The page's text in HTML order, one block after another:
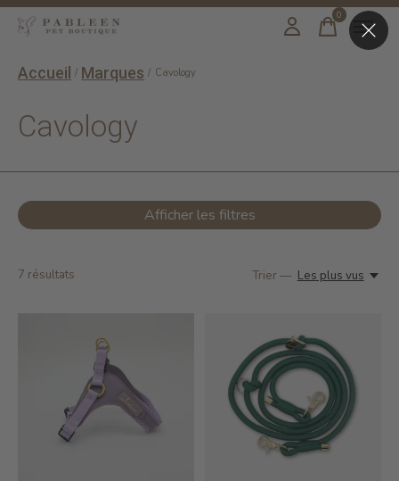
0items
Accueil / Marques / Cavology
Cavology
Afficher les filtres
7 résultats Trier — Les plus vus